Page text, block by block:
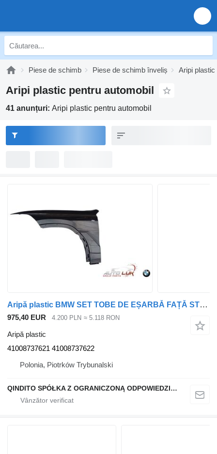
Piese de schimb Piese de schimb înveliș Aripi plastic
Aripi plastic pentru automobil
41 anunțuri: Aripi plastic pentru automobil
Aripă plastic BMW SET TOBE DE EȘARBĂ FAȚĂ STÂNGA/DRAPTĂ X6 G06 PACHET M 475 negru-safir 41008737621 pentru automobil BMW X6 G06
975,40 EUR 4.200 PLN ≈ 5.118 RON
Aripă plastic
41008737621 41008737622
Polonia, Piotrków Trybunalski
QINDITO SPÓŁKA Z OGRANICZONĄ ODPOWIEDZIALNOŚCIĄ